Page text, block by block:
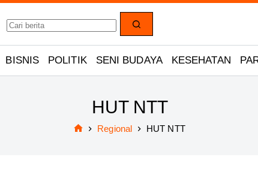
No
results
BISNIS POLITIK SENI BUDAYA KESEHATAN
HUT NTT
Regional HUT NTT